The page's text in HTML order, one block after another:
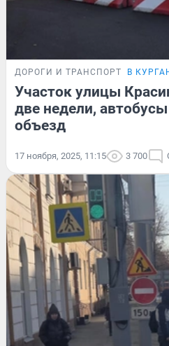
ДОРОГИ И ТРАНСПОРТ В
Участок улицы
две недели,
объезд
17 ноября, 2025, 11:15 3 700